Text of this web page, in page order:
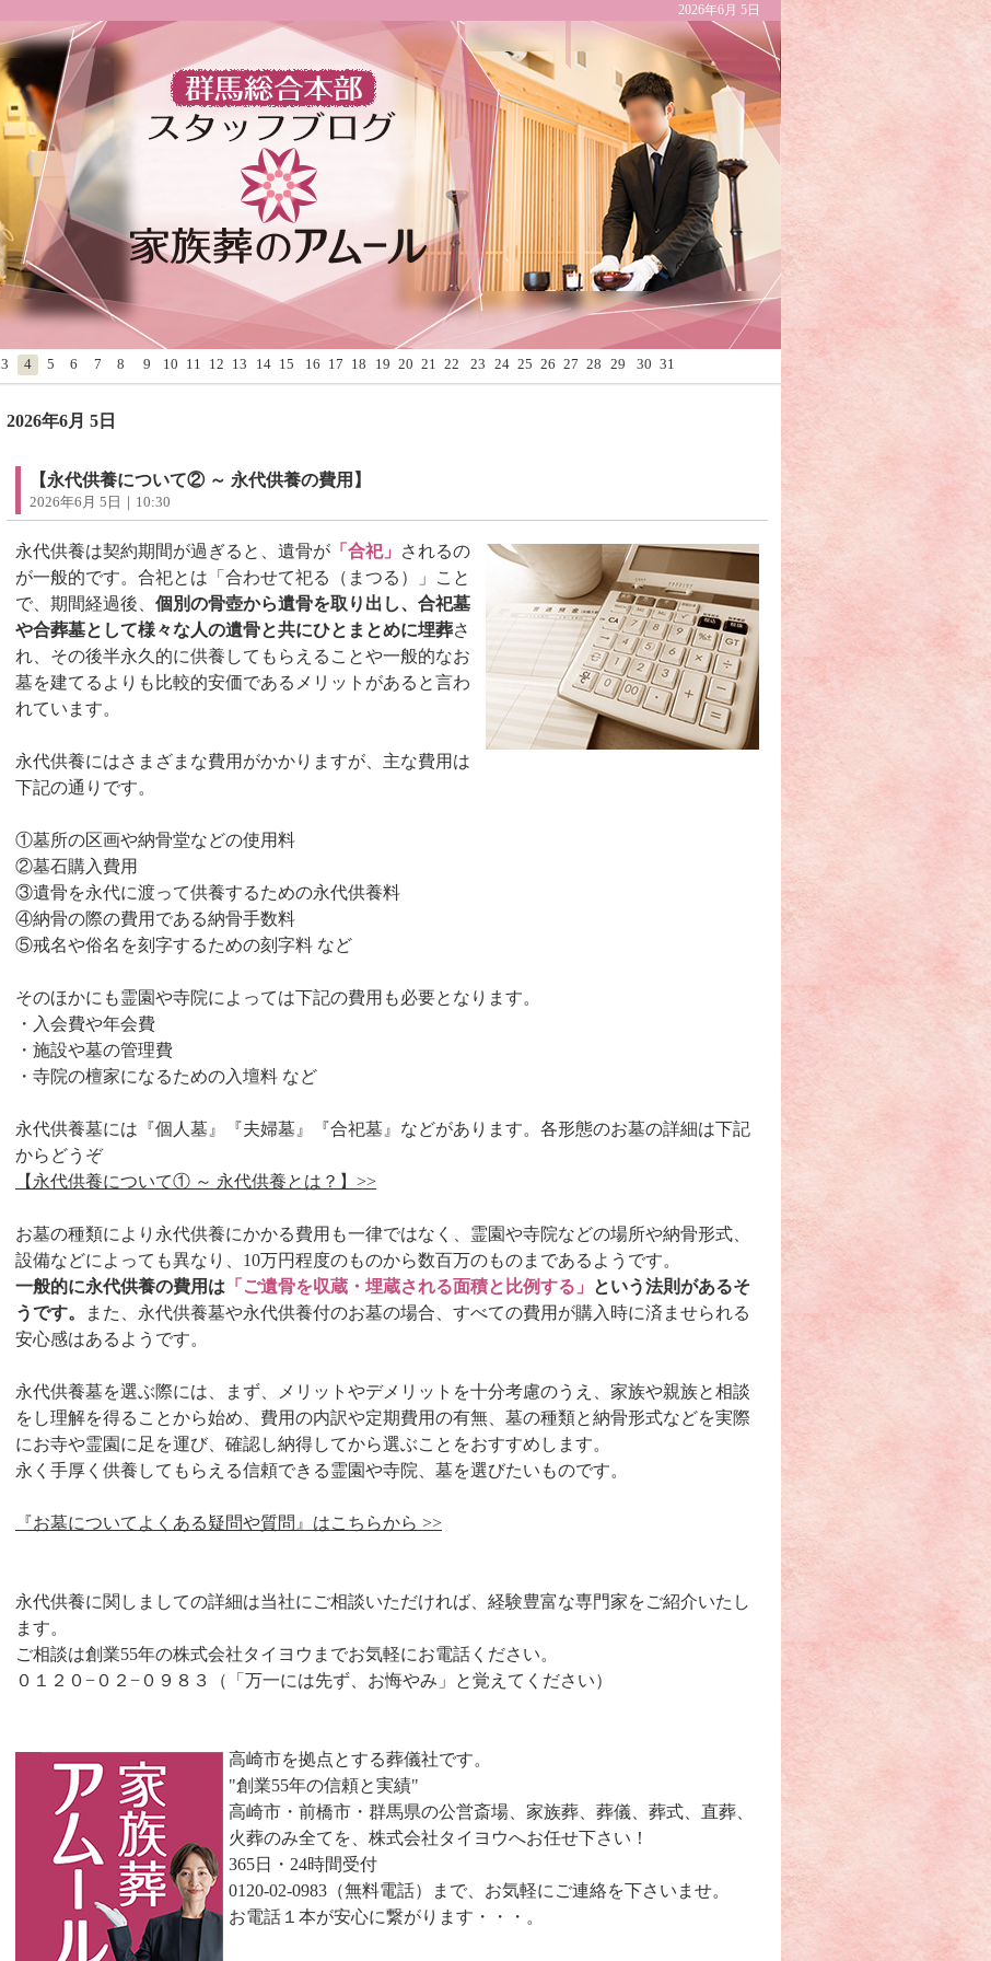
2026年6月 5日
Calendar
3 4 5 6 7 8 9 10 11 12 13 14 15 16 17 18 19 20 21 22 23 24 25 26 27 28 29 30 31
2026年6月 5日
【永代供養について② ～ 永代供養の費用】
2026年6月 5日｜10:30
永代供養は契約期間が過ぎると、遺骨が 「合祀」
されるの
が一般的です。合祀とは「合わせて祀る（まつる）」こと
で、期間経過後、 個別の骨壺から遺骨を取り出し、合祀墓
や合葬墓として様々な人の遺骨と共にひとまとめに埋葬さ
れ、その後半永久的に供養してもらえることや一般的なお
墓を建てるよりも比較的安価であるメリットがあると言わ
れています。
永代供養にはさまざまな費用がかかりますが、主な費用は
下記の通りです。
①墓所の区画や納骨堂などの使用料
②墓石購入費用
③遺骨を永代に渡って供養するための永代供養料
④納骨の際の費用である納骨手数料
⑤戒名や俗名を刻字するための刻字料 など
そのほかにも霊園や寺院によっては下記の費用も必要となります。
・入会費や年会費
・施設や墓の管理費
・寺院の檀家になるための入壇料 など
永代供養墓には『個人墓』『夫婦墓』『合祀墓』などがあります。各形態のお墓の詳細は下記
からどうぞ
【永代供養について① ～ 永代供養とは？】>>
お墓の種類により永代供養にかかる費用も一律ではなく、霊園や寺院などの場所や納骨形式、
設備などによっても異なり、10万円程度のものから数百万のものまであるようです。
一般的に永代供養の費用は 「ご遺骨を収蔵・埋蔵される面積と比例する」
という法則があるそ
うです。
また、永代供養墓や永代供養付のお墓の場合、すべての費用が購入時に済ませられる
安心感はあるようです。
永代供養墓を選ぶ際には、まず、メリットやデメリットを十分考慮のうえ、家族や親族と相談
をし理解を得ることから始め、費用の内訳や定期費用の有無、墓の種類と納骨形式などを実際
にお寺や霊園に足を運び、確認し納得してから選ぶことをおすすめします。
永く手厚く供養してもらえる信頼できる霊園や寺院、墓を選びたいものです。
『お墓についてよくある疑問や質問』はこちらから >>
永代供養に関しましての詳細は当社にご相談いただければ、経験豊富な専門家をご紹介いたし
ます。
ご相談は創業55年の株式会社タイヨウまでお気軽にお電話ください。
０１２０−０２−０９８３（「万一には先ず、お悔やみ」と覚えてください）
高崎市を拠点とする葬儀社です。
"創業55年の信頼と実績"
高崎市・前橋市・群馬県の公営斎場、家族葬、葬儀、葬式、直葬、
火葬のみ全てを、株式会社タイヨウへお任せ下さい！
365日・24時間受付
0120-02-0983（無料電話）まで、お気軽にご連絡を下さいませ。
お電話１本が安心に繋がります・・・。